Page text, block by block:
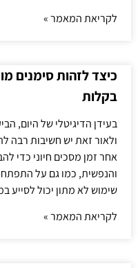
לקריאת המאמר »
כיצד לזהות סימנים
בקלות
בעידן הדיגיטלי של היום,
ולאור זאת יש חשיבות רבה
אחר זמן מסכים חיוני כדי
והנפשית, כמו גם על
שימוש לא מתון יכול לסייע
לקריאת המאמר »